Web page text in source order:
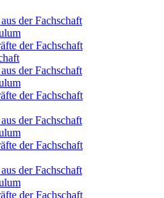
der Fachschaft
der Fachschaft
der Fachschaft
der Fachschaft
der Fachschaft
der Fachschaft
der Fachschaft
der Fachschaft